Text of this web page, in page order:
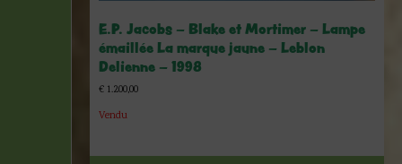
E.P. Jacobs – Blake et Mortimer – Lampe
émaillée La marque jaune – Leblon
Delienne – 1998
€ 1.200,00
Vendu